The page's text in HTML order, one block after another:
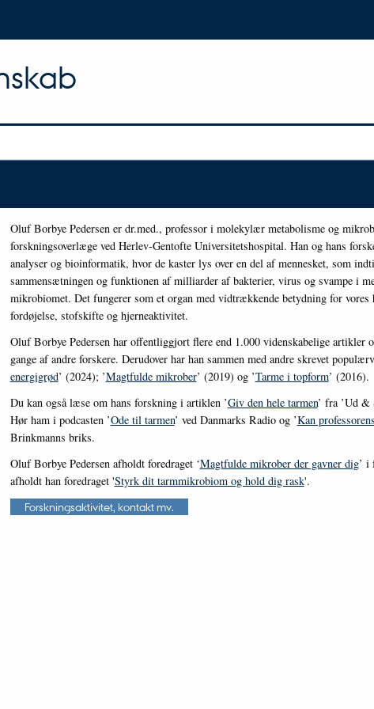
Oluf Borbye Pedersen er dr.med., professor i molekylær metabolisme og
forskningsoverlæge ved Herlev-Gentofte Universitetshospital. Han og hans
analyser og bioinformatik, hvor de kaster lys over en del af mennesket, som
sammensætningen og funktionen af milliarder af bakterier, virus og svampe i
mikrobiomet. Det fungerer som et organ med vidtrækkende betydning for
fordøjelse, stofskifte og hjerneaktivitet.
Oluf Borbye Pedersen har offentliggjort flere end 1.000 videnskabelige artikler
gange af andre forskere. Derudover har han sammen med andre skrevet
energigrød’ (2024); ’Magtfulde mikrober’ (2019) og ’Tarme i topform’ (2016).
Du kan også læse om hans forskning i artiklen ’Giv den hele tarmen’ fra ’Ud &
Hør ham i podcasten ’Ode til tarmen’ ved Danmarks Radio og ’Kan
Brinkmanns briks.
Oluf Borbye Pedersen afholdt foredraget ‘Magtfulde mikrober der gavner dig’ i
afholdt han foredraget 'Styrk dit tarmmikrobiom og hold dig rask'.
Forskningsaktivitet, kontakt mv.